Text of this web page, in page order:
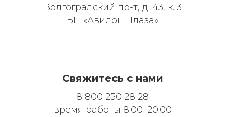
Волгоградский пр-т, д. 43, к. 3
БЦ «Авилон Плаза»
Свяжитесь с нами
8 800 250 28 28
время работы 8:00–20:00